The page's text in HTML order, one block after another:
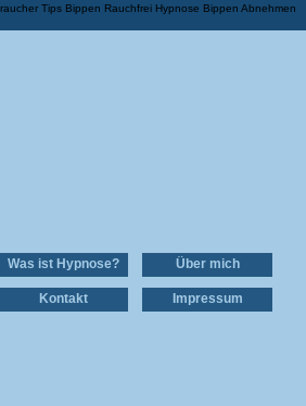
Tips Bippen Rauchfrei Hypnose Bippen Abnehmen
Was ist Hypnose? Über mich
Kontakt Impressum